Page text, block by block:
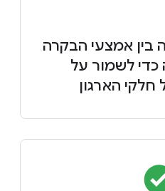
בין אמצעי הבקרה
לשמור על
הארגון